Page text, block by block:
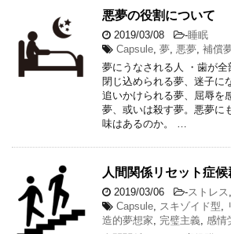
悪夢の役割について
2019/03/08 -睡眠
Capsule 夢 悪夢 補償
夢にうなされる人 ・歯が全
閉じ込められる夢、迷子に
追いかけられる夢、屈辱を
夢、或いは殺す夢。悪夢に
味はあるのか。 …
人間関係リセット症候
2019/03/06 -ストレス
Capsule
スキゾイド型
造的夢想家
完璧主義 感情